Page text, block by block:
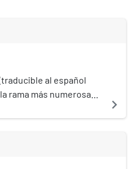
al español
rama más numerosa
(SS) en la Alemania
desde la SS-
de las SS. La
navigate_next